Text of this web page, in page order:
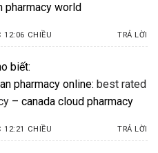
pharmacy world
12:06 CHIỀU TRẢ LỜI
biết:
pharmacy online: best rated
– canada cloud pharmacy
12:21 CHIỀU TRẢ LỜI